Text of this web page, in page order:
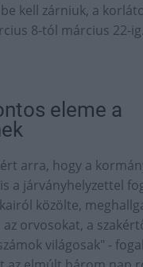
kell zárniuk, a
8-tól március 22-ig.
eleme a
arra, hogy a
a járványhelyzettel
közölte,
orvosokat, a
világosak" -